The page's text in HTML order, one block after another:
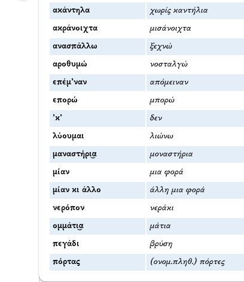
ακάντηλα χωρίς καντήλια
ακράνοιχτα μισάνοιχτα
ανασπάλλω ξεχνώ
αροθυμώ νοσταλγώ
επέμ’ναν απόμειναν
επορώ μπορώ
’κ’ δεν
λύουμαι λιώνω
μαναστήρι͜α μοναστήρια
μίαν μια φορά
μίαν κι άλλο άλλη μια φορά
νερόπον νεράκι
ομμάτι͜α μάτια
πεγάδι βρύση
πόρτας (ονομ.πληθ.) πόρτες